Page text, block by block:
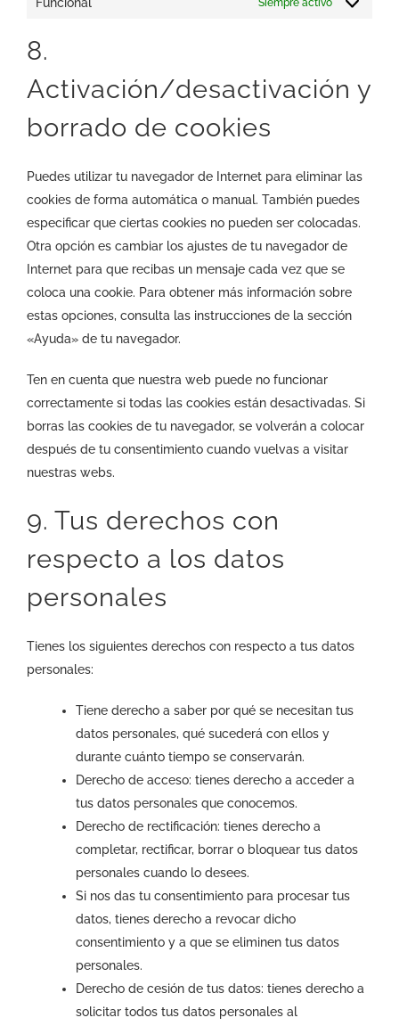
8.
Activación/desactivación y
borrado de cookies
Puedes utilizar tu navegador de Internet para eliminar las
cookies de forma automática o manual. También puedes
especificar que ciertas cookies no pueden ser colocadas.
Otra opción es cambiar los ajustes de tu navegador de
Internet para que recibas un mensaje cada vez que se
coloca una cookie. Para obtener más información sobre
estas opciones, consulta las instrucciones de la sección
«Ayuda» de tu navegador.
Ten en cuenta que nuestra web puede no funcionar
correctamente si todas las cookies están desactivadas. Si
borras las cookies de tu navegador, se volverán a colocar
después de tu consentimiento cuando vuelvas a visitar
nuestras webs.
9. Tus derechos con
respecto a los datos
personales
Tienes los siguientes derechos con respecto a tus datos
personales:
Tiene derecho a saber por qué se necesitan tus
datos personales, qué sucederá con ellos y
durante cuánto tiempo se conservarán.
Derecho de acceso: tienes derecho a acceder a
tus datos personales que conocemos.
Derecho de rectificación: tienes derecho a
completar, rectificar, borrar o bloquear tus datos
personales cuando lo desees.
Si nos das tu consentimiento para procesar tus
datos, tienes derecho a revocar dicho
consentimiento y a que se eliminen tus datos
personales.
Derecho de cesión de tus datos: tienes derecho a
solicitar todos tus datos personales al